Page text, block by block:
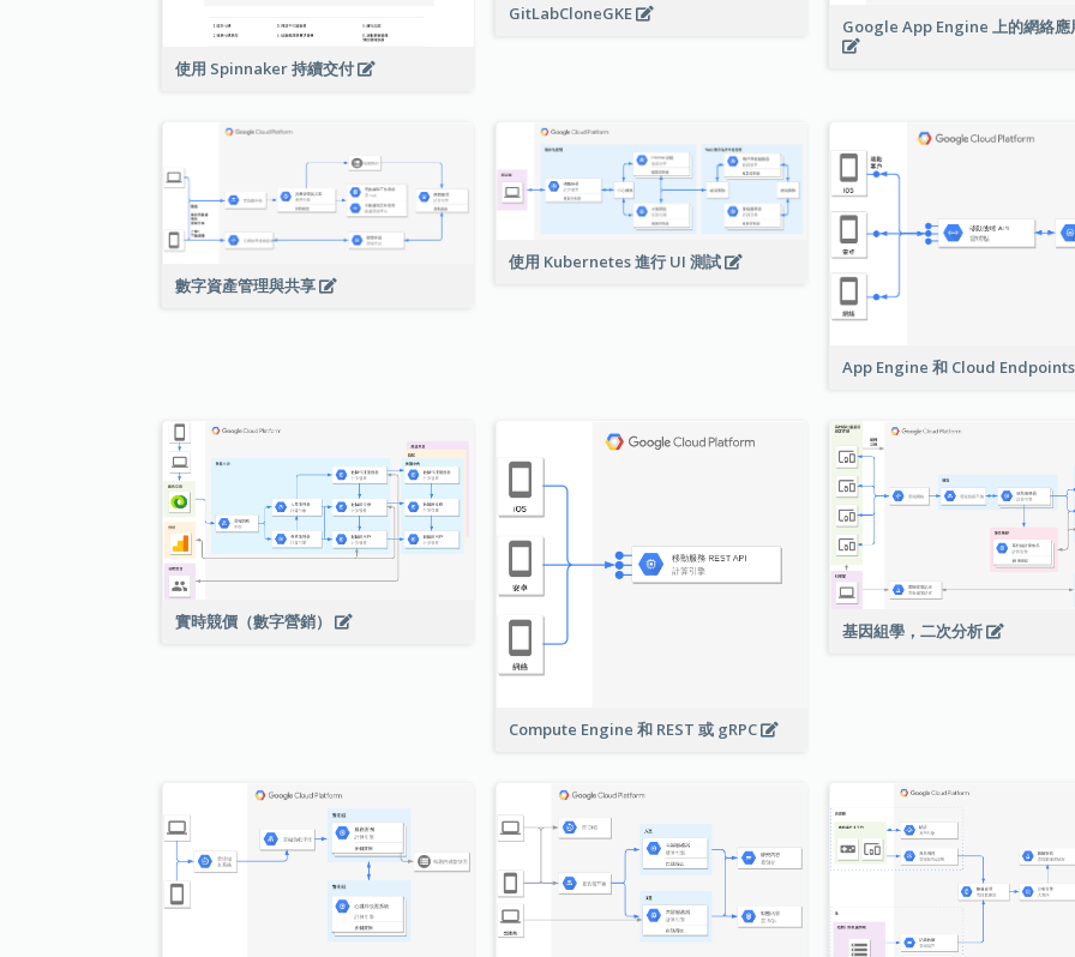
使用 Spinnaker 持續交付
GitLabCloneGKE
Google App Engine 上的網絡
數字資產管理與共享
使用 Kubernetes 進行 UI 測試
App Engine 和 Cloud
實時競價（數字營銷）
Compute Engine 和 REST 或 gRPC
基因組學，二次分析